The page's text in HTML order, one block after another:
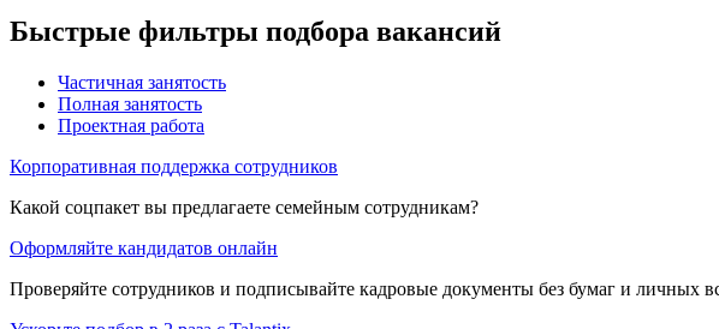
Быстрые фильтры подбора вакансий
Частичная занятость
Полная занятость
Проектная работа
Корпоративная поддержка сотрудников
Какой соцпакет вы предлагаете семейным сотрудникам?
Оформляйте кандидатов онлайн
Проверяйте сотрудников и подписывайте кадровые документы без бумаг и личных